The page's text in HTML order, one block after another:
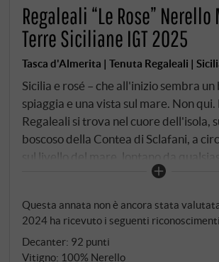
Regaleali “Le Rose”
Terre Siciliane IGT 2025
Tasca d'Almerita | Tenuta Regaleali |
Sicilia e rosé – che all'inizio sembra un
spiaggia e una vista sul mare. Non qui.
Regaleali si trova nel cuore dell'isola,
boscoso della Contea di Sclafani, a
sul livello del mare, lontano da
escursioni termiche tra giorno e notte,
Tasca d'Almerita coltiva qui il Nerello
questo rosato dagli anni Settanta – un
ha eguali in Sicilia: Delicatamente
Questa annata non è ancora stata
2024 ha ricevuto i seguenti
Decanter: 92 punti
Vitigno: 100% Nerello